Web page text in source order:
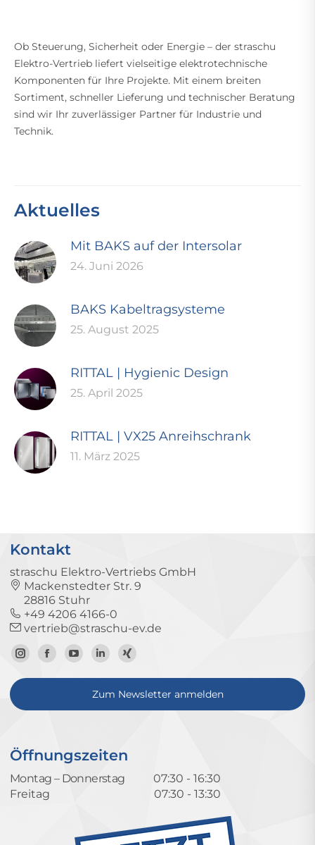
Ob Steuerung, Sicherheit oder Energie – der straschu
Elektro-Vertrieb liefert vielseitige elektrotechnische
Komponenten für Ihre Projekte. Mit einem breiten
Sortiment, schneller Lieferung und technischer Beratung
sind wir Ihr zuverlässiger Partner für Industrie und
Technik.
Aktuelles
Mit BAKS auf der Intersolar
24. Juni 2026
BAKS Kabeltragsysteme
25. August 2025
RITTAL | Hygienic Design
25. April 2025
RITTAL | VX25 Anreihschrank
11. März 2025
Kontakt
straschu Elektro-Vertriebs GmbH
Mackenstedter Str. 9
28816 Stuhr
+49 4206 4166-0
vertrieb@straschu-ev.de
Zum
Instagram-
Zur
Facebook-
Zum
YouTube-
Kanal
Zum
LinkedIn-
Profil
Zum
Xing-
Profil
Zum Newsletter anmelden
Öffnungszeiten
Montag – Donnerstag
07:30 - 16:30
Freitag
07:30 - 13:30